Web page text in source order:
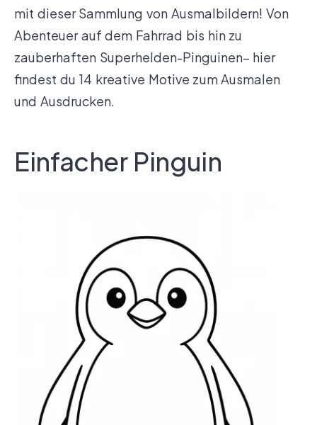
mit dieser Sammlung von Ausmalbildern! Von
Abenteuer auf dem Fahrrad bis hin zu
zauberhaften Superhelden-Pinguinen– hier
findest du 14 kreative Motive zum Ausmalen
und Ausdrucken.
Einfacher Pinguin